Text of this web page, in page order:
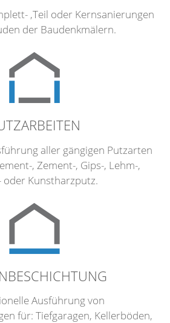
,Teil oder Kernsanierungen
der Baudenkmälern.
aller gängigen Putzarten
, Zement-, Gips-, Lehm-,
oder Kunstharzputz.
Ausführung von
für: Tiefgaragen, Kellerböden,